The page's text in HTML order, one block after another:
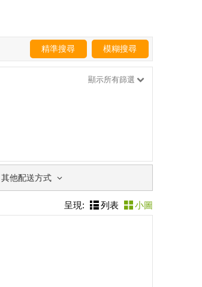
精準搜尋 模糊搜尋
顯示所有篩選
其他配送方式
呈現: 列表 小圖